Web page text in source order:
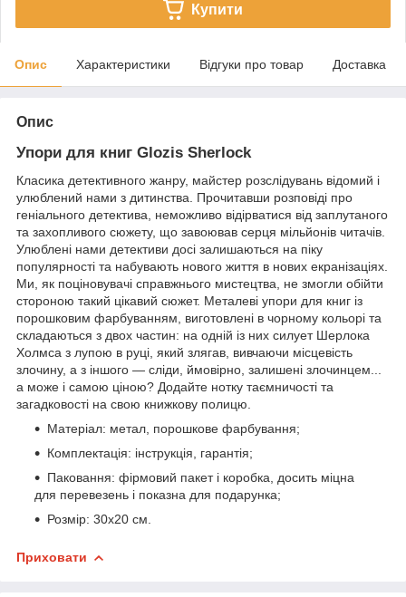
Купити
Опис Характеристики Відгуки про товар Доставка
Опис
Упори для книг Glozis Sherlock
Класика детективного жанру, майстер розслідувань відомий і
улюблений нами з дитинства. Прочитавши розповіді про
геніального детектива, неможливо відірватися від заплутаного
та захопливого сюжету, що завоював серця мільйонів читачів.
Улюблені нами детективи досі залишаються на піку
популярності та набувають нового життя в нових екранізаціях.
Ми, як поціновувачі справжнього мистецтва, не змогли обійти
стороною такий цікавий сюжет. Металеві упори для книг із
порошковим фарбуванням, виготовлені в чорному кольорі та
складаються з двох частин: на одній із них силует Шерлока
Холмса з лупою в руці, який злягав, вивчаючи місцевість
злочину, а з іншого — сліди, ймовірно, залишені злочинцем...
а може і самою ціною? Додайте нотку таємничості та
загадковості на свою книжкову полицю.
Матеріал: метал, порошкове фарбування;
Комплектація: інструкція, гарантія;
Паковання: фірмовий пакет і коробка, досить міцна
для перевезень і показна для подарунка;
Розмір: 30х20 см.
Приховати